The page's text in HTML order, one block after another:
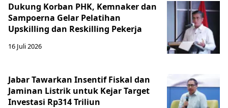
Dukung Korban PHK, Kemnaker dan
Sampoerna Gelar Pelatihan
Upskilling dan Reskilling Pekerja
16 Juli 2026
Jabar Tawarkan Insentif Fiskal dan
Jaminan Listrik untuk Kejar Target
Investasi Rp314 Triliun